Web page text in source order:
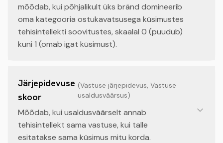
mõõdab, kui põhjalikult üks bränd domineerib
oma kategooria ostukavatsusega küsimustes
tehisintellekti soovitustes, skaalal 0 (puudub)
kuni 1 (omab igat küsimust).
Järjepidevuse
skoor
(Vastuse järjepidevus, Vastuse
usaldusväärsus)
Mõõdab, kui usaldusväärselt annab
tehisintellekt sama vastuse, kui talle
esitatakse sama küsimus mitu korda.